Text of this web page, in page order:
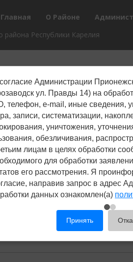
Администрации
ул. Правды 14) на
телефон, е-mail, иные сведения,
записи, систематизации,
уничтожения,
обезличивания,
лицам в целях обработки
для обработки
его рассмотрения. Я
направив запрос в адрес
данных ознакомлен(а)
Принять
Главная О Районе
Республики Карелия